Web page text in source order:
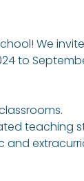
We
to
teaching
and